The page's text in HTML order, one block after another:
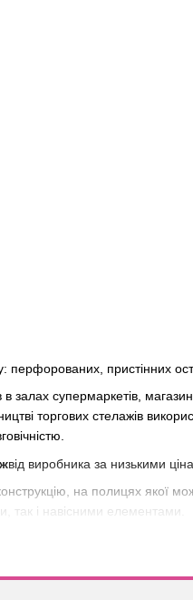
пристінних
залах супермаркетів,
торгових стелажів
від виробника за низькими
на полицях якої
так і навісними елементами.